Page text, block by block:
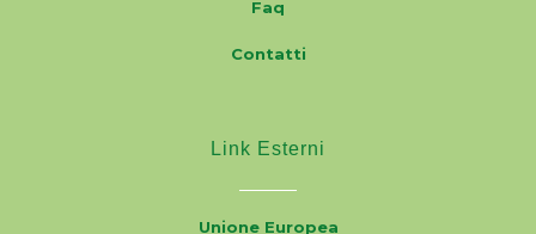
Faq
Contatti
Link Esterni
Unione Europea